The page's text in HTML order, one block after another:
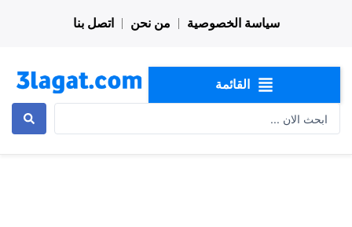
سياسة الخصوصية من نحن اتصل بنا
القائمة